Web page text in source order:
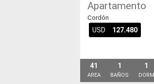
Apartamento
Cordón
USD 127.480
41
AREA
1
BAÑOS
1
DORM